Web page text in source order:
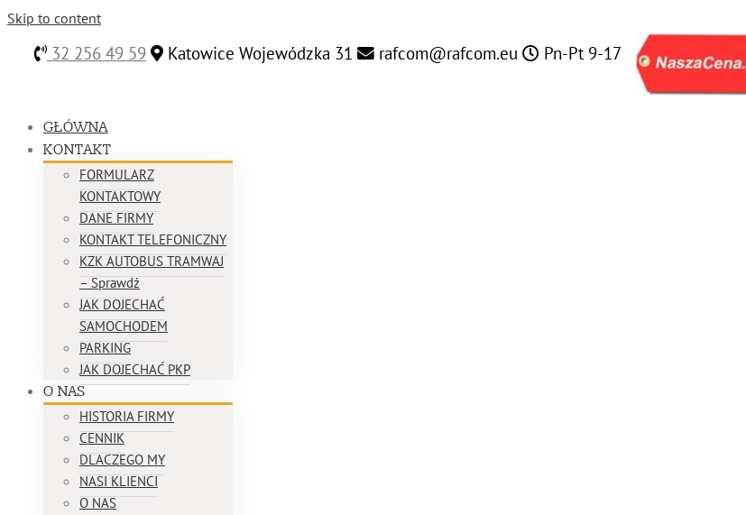
Skip to content
32 256 49 59 Katowice Wojewódzka 31 rafcom@rafcom.eu Pn-Pt 9-17
GŁÓWNA
KONTAKT
FORMULARZ
KONTAKTOWY
DANE FIRMY
KONTAKT TELEFONICZNY
KZK AUTOBUS TRAMWAJ
– Sprawdź
JAK DOJECHAĆ
SAMOCHODEM
PARKING
JAK DOJECHAĆ PKP
O NAS
HISTORIA FIRMY
CENNIK
DLACZEGO MY
NASI KLIENCI
O NAS